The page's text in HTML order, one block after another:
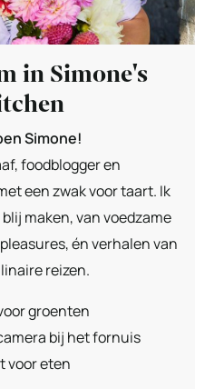
in Simone's
Simone!
foodblogger en
een zwak voor taart. Ik
maken, van voedzame
én verhalen van
reizen.
groenten
bij het fornuis
voor eten